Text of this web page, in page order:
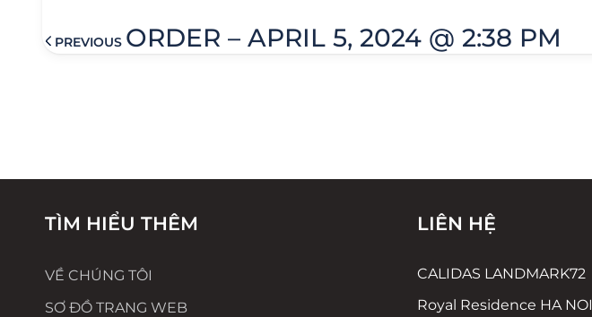
PREVIOUS ORDER – APRIL 5, 2024 @ 2:38 PM
TÌM HIỂU THÊM
VỀ CHÚNG TÔI
SƠ ĐỒ TRANG WEB
LIÊN HỆ
CALIDAS LANDMARK72
Royal Residence HA NOI